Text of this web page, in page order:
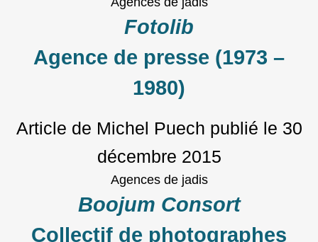
Fotolib
Agence de presse (1973 –
1980)
Article de Michel Puech publié le 30
décembre 2015
Agences de jadis
Boojum Consort
Collectif de photographes